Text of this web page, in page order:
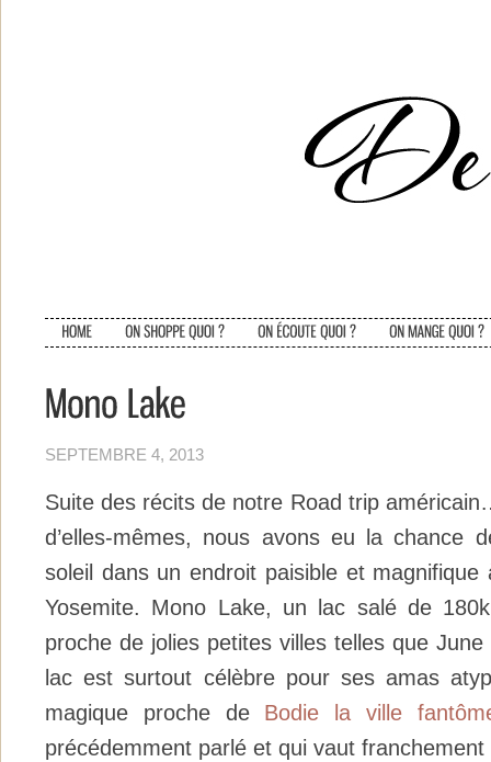
SEPTEMBRE 4, 2013
Suite des récits de notre Road trip
d’elles-mêmes, nous avons eu la chance
soleil dans un endroit paisible et
Yosemite. Mono Lake, un lac salé de
proche de jolies petites villes telles que
lac est surtout célèbre pour ses amas
magique proche de Bodie la ville
précédemment parlé et qui vaut franchement